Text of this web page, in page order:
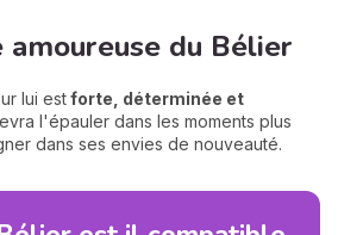
du Bélier
lui estforte, déterminée et
l'épauler dans les moments plus
dans ses envies de nouveauté.